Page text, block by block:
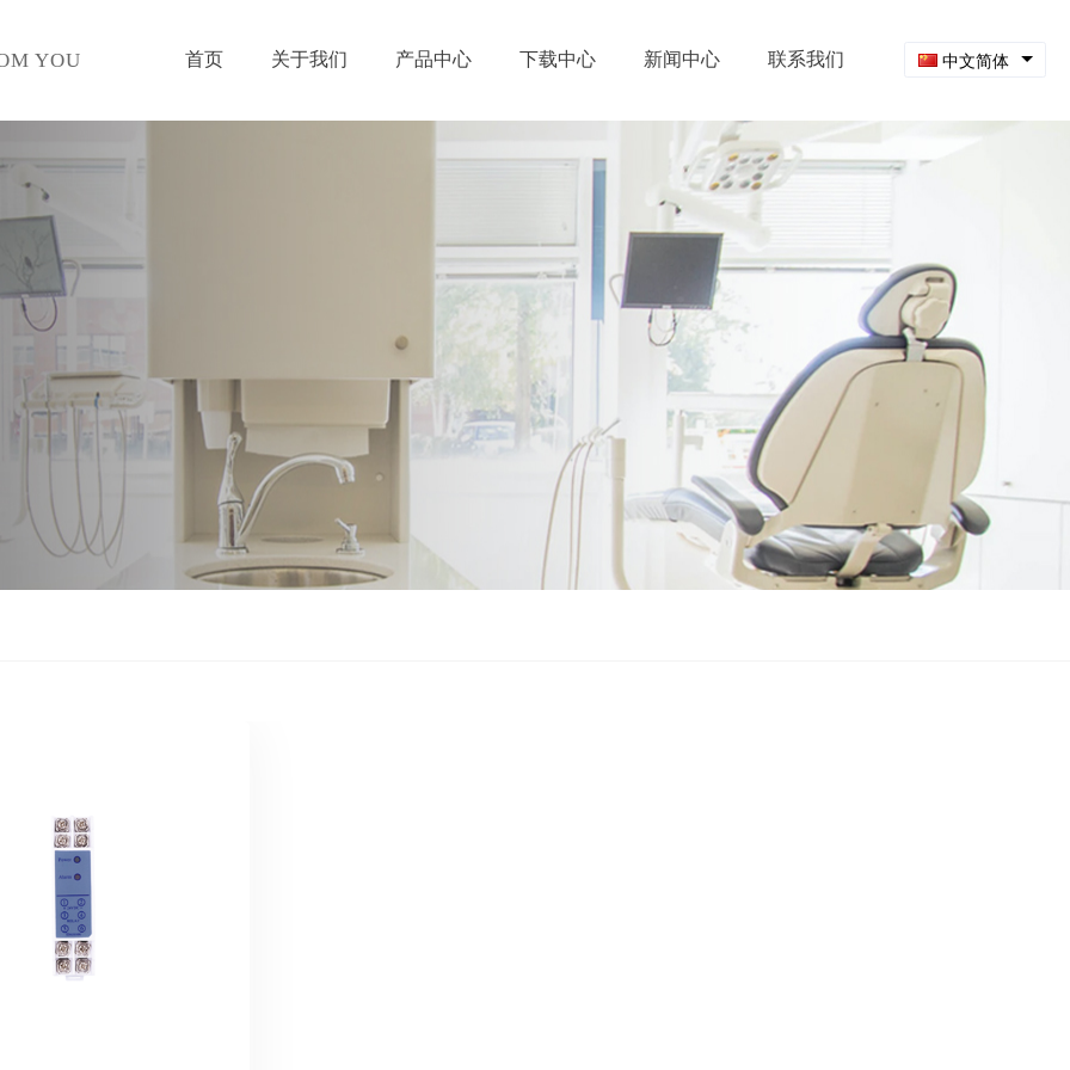
首页 关于我们 产品中心 下载中心 新闻中心 联系我们 中文简体